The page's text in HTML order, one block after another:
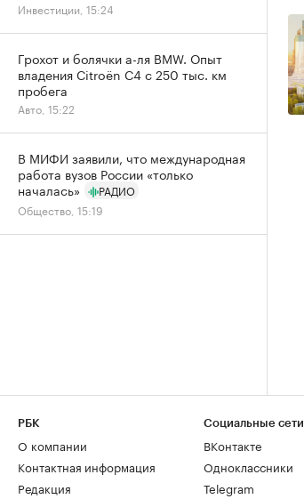
Инвестиции, 15:24
Грохот и болячки а-ля BMW. Опыт
владения Citroёn C4 с 250 тыс. км
пробега
Авто, 15:22
В МИФИ заявили, что международная
работа вузов России «только
началась»
РАДИО
Общество, 15:19
РБК
О компании
Контактная информация
Редакция
Социальные сети
ВКонтакте
Одноклассники
Telegram